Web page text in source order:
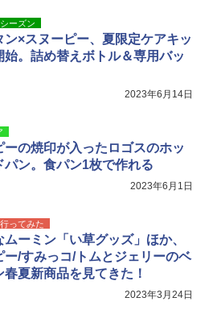
シーズン
ン×スヌーピー、夏限定ケアキッ
始。詰め替えボトル＆専用バッ
2023年6月14日
ーの焼印が入ったロゴスのホッ
パン。食パン1枚で作れる
2023年6月1日
行ってみた
ムーミン「い草グッズ」ほか、
ー/すみっコ/トムとジェリーのベ
春夏新商品を見てきた！
2023年3月24日